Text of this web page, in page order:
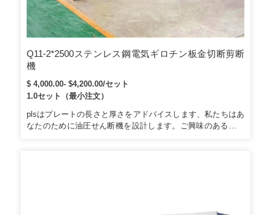
Q11-2*2500ステンレス鋼電気ギロチン板金切断剪断
機
$ 4,000.00- $4,200.00/セット
1.0セット（最小注文）
plsはプレートの長さと厚さをアドバイスします、私たちはあ
なたのために油圧せん断機を設計します。ご興味のある方は